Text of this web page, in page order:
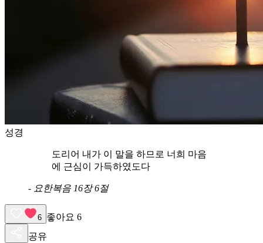
성경
도리어 내가 이 말을 하므로 너희 마음
에 근심이 가득하였도다
- 요한복음 16장 6절
6 좋아요 6
공유